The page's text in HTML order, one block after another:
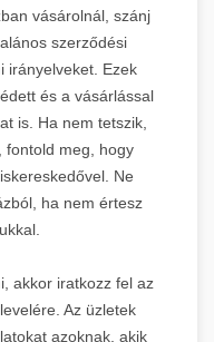
vásárolnál, szánj
szerződési
irányelveket. Ezek
és a vásárlással
is. Ha nem tetszik,
fontold meg, hogy
Ne
ha nem értesz
akkor iratkozz fel az
Az üzletek
azoknak, akik